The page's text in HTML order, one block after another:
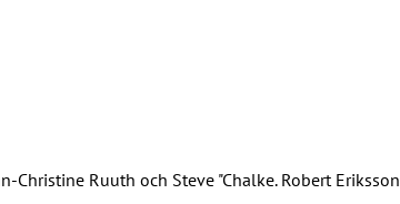
Ruuth och Steve "Chalke. Robert Eriksson